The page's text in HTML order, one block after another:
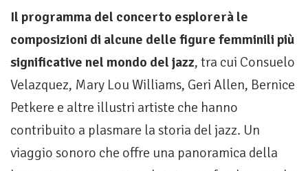
Il programma del concerto esplorerà le
composizioni di alcune delle figure femminili più
significative nel mondo del jazz, tra cui Consuelo
Velazquez, Mary Lou Williams, Geri Allen, Bernice
Petkere e altre illustri artiste che hanno
contribuito a plasmare la storia del jazz. Un
viaggio sonoro che offre una panoramica della